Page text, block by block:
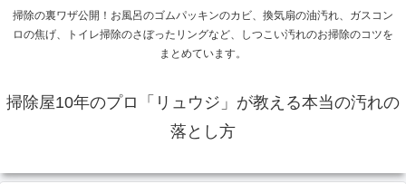
掃除の裏ワザ公開！お風呂のゴムパッキンのカビ、換気扇の油汚れ、ガスコン
ロの焦げ、トイレ掃除のさぼったリングなど、しつこい汚れのお掃除のコツを
まとめています。
掃除屋10年のプロ「リュウジ」が教える本当の汚れの
落とし方